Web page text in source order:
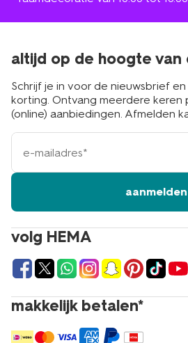
volg HEMA
makkelijk betalen*
altijd op de hoogte van
Schrijf je in voor de nieuwsbrief en
korting. Ontvang meerdere keren
(online) aanbiedingen. Afmelden
e-
mailadres
aanmelden